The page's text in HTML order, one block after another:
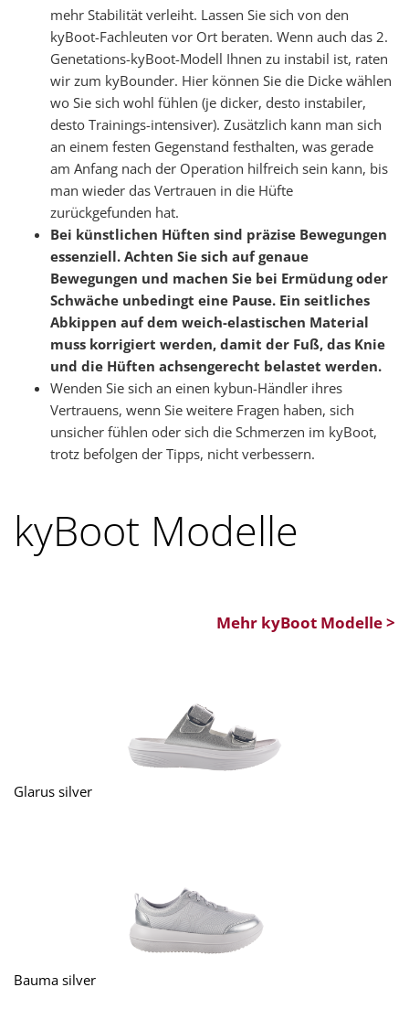
mehr Stabilität verleiht. Lassen Sie sich von den
kyBoot-Fachleuten vor Ort beraten. Wenn auch das 2.
Genetations-kyBoot-Modell Ihnen zu instabil ist, raten
wir zum kyBounder. Hier können Sie die Dicke wählen
wo Sie sich wohl fühlen (je dicker, desto instabiler,
desto Trainings-intensiver). Zusätzlich kann man sich
an einem festen Gegenstand festhalten, was gerade
am Anfang nach der Operation hilfreich sein kann, bis
man wieder das Vertrauen in die Hüfte
zurückgefunden hat.
Bei künstlichen Hüften sind präzise Bewegungen
essenziell. Achten Sie sich auf genaue
Bewegungen und machen Sie bei Ermüdung oder
Schwäche unbedingt eine Pause. Ein seitliches
Abkippen auf dem weich-elastischen Material
muss korrigiert werden, damit der Fuß, das Knie
und die Hüften achsengerecht belastet werden.
Wenden Sie sich an einen kybun-Händler ihres
Vertrauens, wenn Sie weitere Fragen haben, sich
unsicher fühlen oder sich die Schmerzen im kyBoot,
trotz befolgen der Tipps, nicht verbessern.
kyBoot Modelle
Mehr kyBoot Modelle >
Glarus silver
Bauma silver